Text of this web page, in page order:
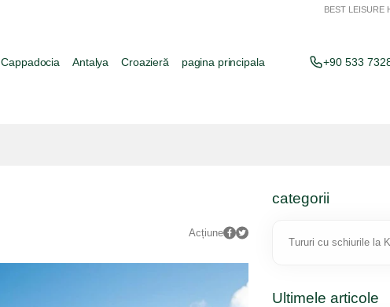
BEST LEISURE
Cappadocia Antalya Croazieră pagina principala +90 533
Acțiune
categorii
Tururi cu schiurile la
Ultimele articole